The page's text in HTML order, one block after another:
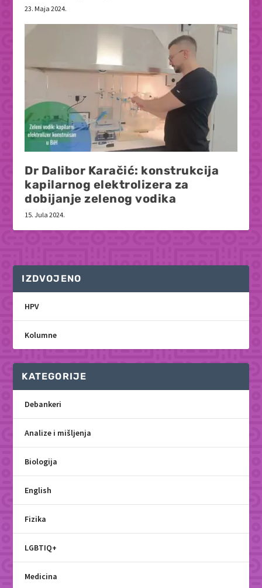
23. Maja 2024.
Dr Dalibor Karačić: konstrukcija
kapilarnog elektrolizera za
dobijanje zelenog vodika
15. Jula 2024.
IZDVOJENO
HPV
Kolumne
KATEGORIJE
Debankeri
Analize i mišljenja
Biologija
English
Fizika
LGBTIQ+
Medicina